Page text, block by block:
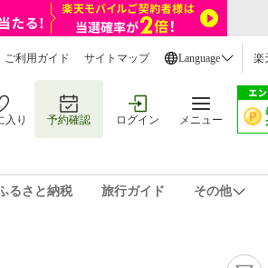
ご利用ガイド サイトマップ Language 楽
入り 予約確認 ログイン メニュー
るさと納税 旅行ガイド その他